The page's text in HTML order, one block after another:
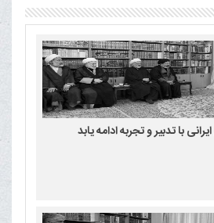
با تدبیر و تجربه ادامه یابد